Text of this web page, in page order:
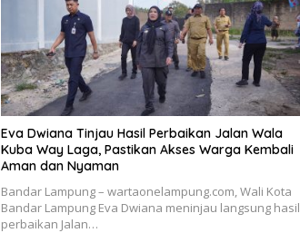
Eva Dwiana Tinjau Hasil Perbaikan Jalan Wala
Kuba Way Laga, Pastikan Akses Warga Kembali
Aman dan Nyaman
Bandar Lampung – wartaonelampung.com, Wali Kota
Bandar Lampung Eva Dwiana meninjau langsung hasil
perbaikan Jalan…